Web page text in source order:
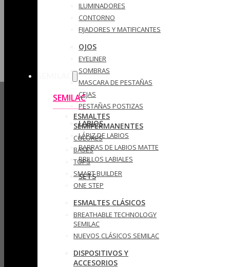
ILUMINADORES
CONTORNO
FIJADORES Y MATIFICANTES
OJOS
EYELINER
SOMBRAS
MASCARA DE PESTAÑAS
CEJAS
PESTAÑAS POSTIZAS
LABIOS
LÁPIZ DE LABIOS
BARRAS DE LABIOS MATTE
BRILLOS LABIALES
SETS
SEMILAC
ESMALTES
SEMIPERMANENTES
COLORES
BASES
TOPS
SMART BUILDER
ONE STEP
ESMALTES CLÁSICOS
BREATHABLE TECHNOLOGY
SEMILAC
NUEVOS CLÁSICOS SEMILAC
DISPOSITIVOS Y
ACCESORIOS